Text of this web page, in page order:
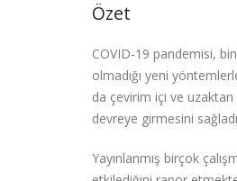
Özet
COVID-19 pandemisi,
olmadığı yeni
da çevirim içi ve
devreye girmesini
Yayınlanmış birçok